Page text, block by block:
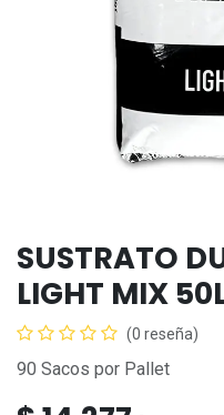
SUSTRATO
LIGHT MIX
(0 reseña)
90 Sacos por Pallet